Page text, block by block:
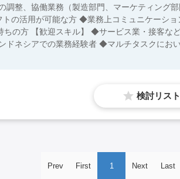
業務（製造部門、マーケティング部門、営業) 【必須スキル
の活用が可能な方 ◆業務上コミュニケーシ
ちの方 【歓迎スキル】 ◆サービス業・接客な
ドネシアでの業務経験者 ◆マルチタスクにお
検討リスト
Prev First 1 Next Last